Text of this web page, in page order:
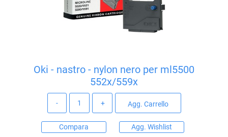
Oki - nastro - nylon nero per ml5500
552x/559x
Agg. Carrello
Compara Agg. Wishlist